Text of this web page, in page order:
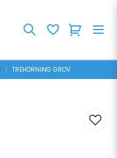
TREHÖRNING GROV